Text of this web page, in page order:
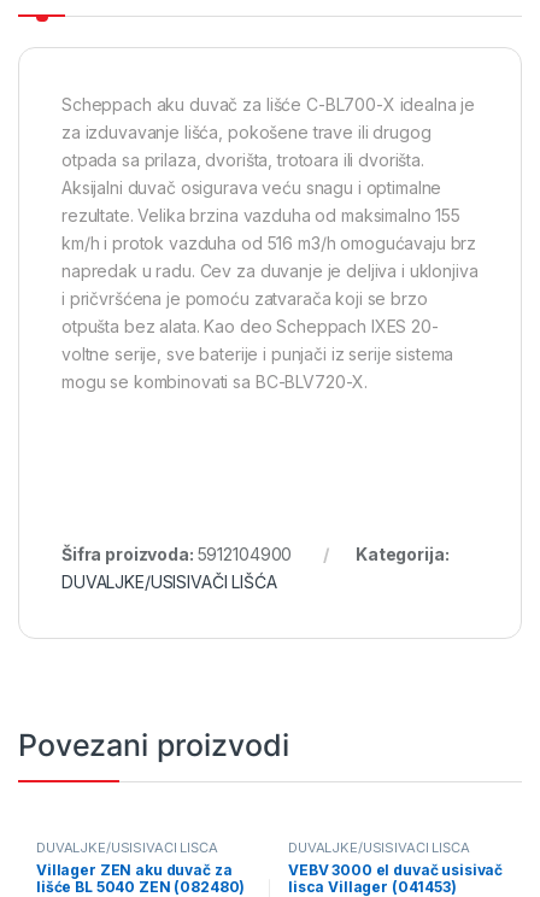
Scheppach aku duvač za lišće C-BL700-X idealna je
za izduvavanje lišća, pokošene trave ili drugog
otpada sa prilaza, dvorišta, trotoara ili dvorišta.
Aksijalni duvač osigurava veću snagu i optimalne
rezultate. Velika brzina vazduha od maksimalno 155
km/h i protok vazduha od 516 m3/h omogućavaju brz
napredak u radu. Cev za duvanje je deljiva i uklonjiva
i pričvršćena je pomoću zatvarača koji se brzo
otpušta bez alata. Kao deo Scheppach IXES 20-
voltne serije, sve baterije i punjači iz serije sistema
mogu se kombinovati sa BC-BLV720-X.
Šifra proizvoda: 5912104900
Kategorija:
DUVALJKE/USISIVAČI LIŠĆA
Povezani proizvodi
DUVALJKE/USISIVAČI LIŠĆA
Villager ZEN aku duvač za
lišće BL 5040 ZEN (082480)
DUVALJKE/USISIVAČI LIŠĆA
VEBV 3000 el duvač usisivač
lisca Villager (041453)